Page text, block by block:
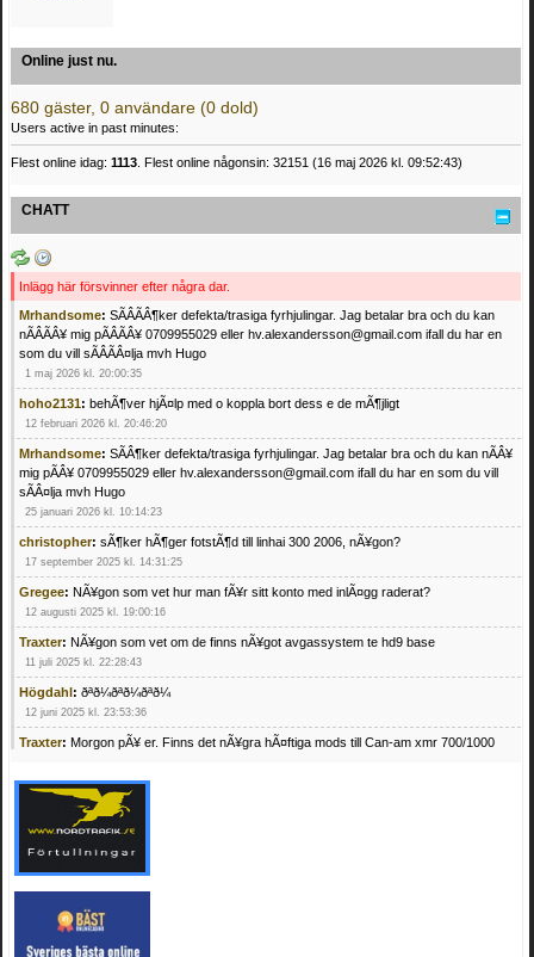
Online just nu.
680 gäster, 0 användare (0 dold)
Users active in past minutes:
Flest online idag: 1113 . Flest online någonsin: 32151 (16 maj 2026 kl. 09:52:43)
CHATT
Inlägg här försvinner efter några dar.
Mrhandsome: SÃÂÃÂ¶ker defekta/trasiga fyrhjulingar. Jag betalar bra och du kan
nÃÂÃÂ¥ mig pÃÂÃÂ¥ 0709955029 eller hv.alexandersson@gmail.com ifall du har en
som du vill sÃÂÃÂ¤lja mvh Hugo
1 maj 2026 kl. 20:00:35
hoho2131: behÃ¶ver hjÃ¤lp med o koppla bort dess e de mÃ¶jligt
12 februari 2026 kl. 20:46:20
Mrhandsome: SÃÂ¶ker defekta/trasiga fyrhjulingar. Jag betalar bra och du kan nÃÂ¥
mig pÃÂ¥ 0709955029 eller hv.alexandersson@gmail.com ifall du har en som du vill
sÃÂ¤lja mvh Hugo
25 januari 2026 kl. 10:14:23
christopher: sÃ¶ker hÃ¶ger fotstÃ¶d till linhai 300 2006, nÃ¥gon?
17 september 2025 kl. 14:31:25
Gregee: NÃ¥gon som vet hur man fÃ¥r sitt konto med inlÃ¤gg raderat?
12 augusti 2025 kl. 19:00:16
Traxter: NÃ¥gon som vet om de finns nÃ¥got avgassystem te hd9 base
11 juli 2025 kl. 22:28:43
Högdahl: ðªð¼ðªð¼ðªð¼
12 juni 2025 kl. 23:53:36
Traxter: Morgon pÃ¥ er. Finns det nÃ¥gra hÃ¤ftiga mods till Can-am xmr 700/1000
Mrhandsome:SÃ¶ker defekta/trasiga fyrhjulingar. Jag betalar bra och du kan nÃ¥ mig
pÃ¥ 0709955029 eller hv.alexandersson@gmail.com ifall du har en som du vill sÃ¤lja
mvh Hugo
21 februari 2025 kl. 09:25:52
Oscar5:NÃ¥gon som vet vad man kan begÃ¤ra fÃ¶r en Honda TRX 350 FE 2005
4 februari 2025 kl. 19:20:50
Oscar5:44